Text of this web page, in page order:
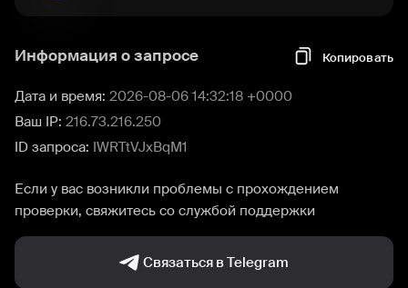
Информация о запросе Копировать
Дата и время: 2026-08-06 14:32:18 +0000
Ваш IP: 216.73.216.250
ID запроса: IWRTtVJxBqM1
Если у вас возникли проблемы с прохождением
проверки, свяжитесь со службой поддержки
Связаться в Telegram